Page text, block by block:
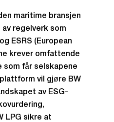
maritime bransjen
regelverk som
ESRS (European
krever omfattende
som får selskapene
vil gjøre BW
av ESG-
LPG sikre at